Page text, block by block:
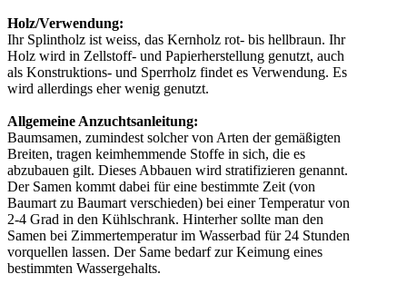
Holz/Verwendung:
Ihr Splintholz ist weiss, das Kernholz rot- bis hellbraun. Ihr
Holz wird in Zellstoff- und Papierherstellung genutzt, auch
als Konstruktions- und Sperrholz findet es Verwendung. Es
wird allerdings eher wenig genutzt.
Allgemeine Anzuchtsanleitung:
Baumsamen, zumindest solcher von Arten der gemäßigten
Breiten, tragen keimhemmende Stoffe in sich, die es
abzubauen gilt. Dieses Abbauen wird stratifizieren genannt.
Der Samen kommt dabei für eine bestimmte Zeit (von
Baumart zu Baumart verschieden) bei einer Temperatur von
2-4 Grad in den Kühlschrank. Hinterher sollte man den
Samen bei Zimmertemperatur im Wasserbad für 24 Stunden
vorquellen lassen. Der Same bedarf zur Keimung eines
bestimmten Wassergehalts.